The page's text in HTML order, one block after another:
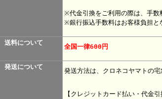
※代金引換をご利用の際は、手数
※銀行振込手数料はお客様負担と
送料について
全国一律600円
発送について
発送方法は、クロネコヤマトの宅
【クレジットカード払い・代金引